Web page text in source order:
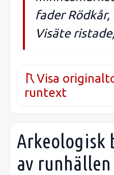
fader Rödkår,
Visäte
Visa
runtext
Arkeologisk
av runhällen